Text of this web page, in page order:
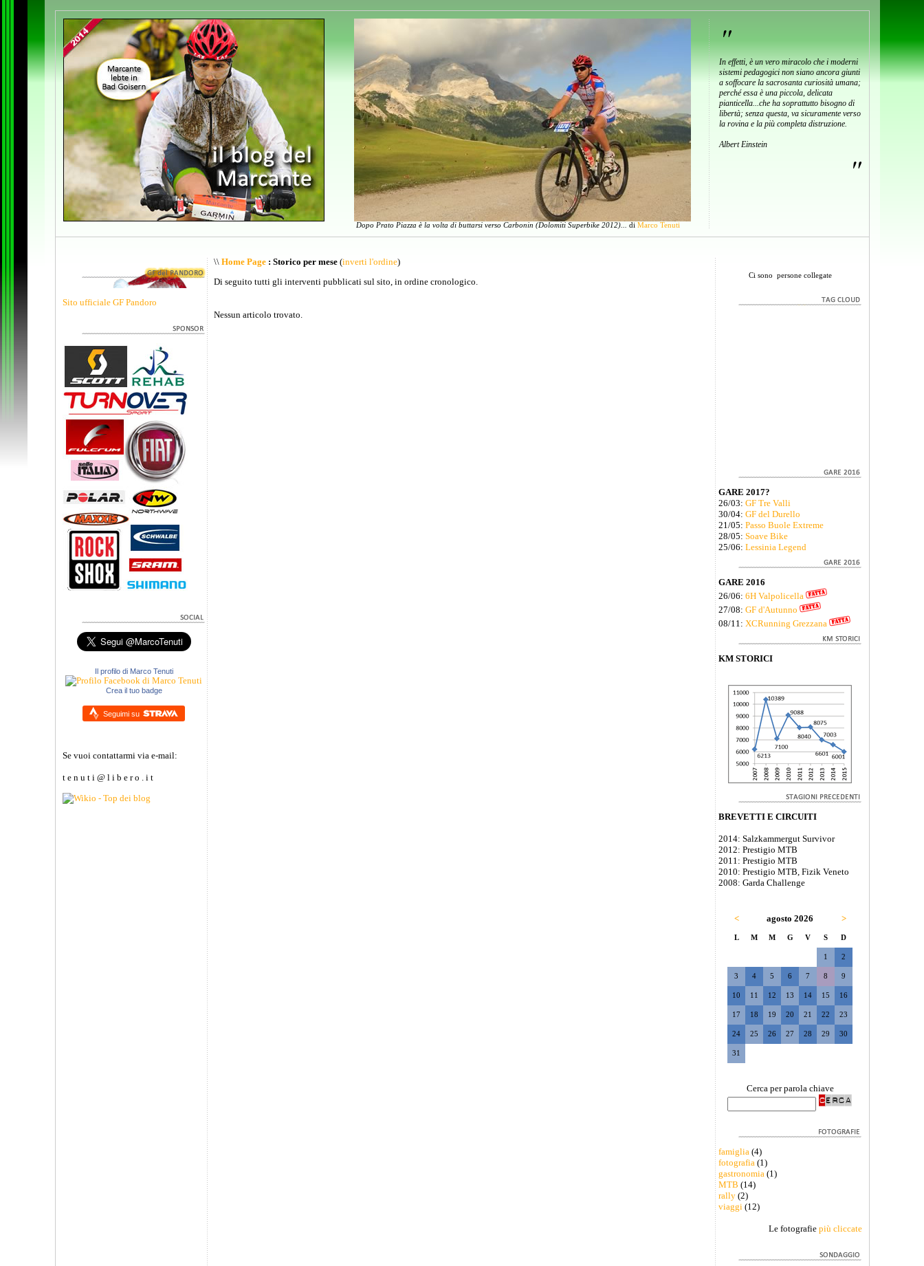
Dopo Prato Piazza è la volta di buttarsi verso Carbonin (Dolomiti Superbike 2012)... di Marco Tenuti
"
In effetti, è un vero miracolo che i moderni
sistemi pedagogici non siano ancora giunti
a soffocare la sacrosanta curiosità umana;
perché essa è una piccola, delicata
pianticella...che ha soprattutto bisogno di
libertà; senza questa, va sicuramente verso
la rovina e la più completa distruzione.
Albert Einstein
"
Sito ufficiale GF Pandoro
Il profilo di Marco Tenuti
Crea il tuo badge
Seguimi su
Se vuoi contattarmi via e-mail:
t e n u t i @ l i b e r o . i t
\\ Home Page: Storico per mese(inverti l'ordine)
Di seguito tutti gli interventi pubblicati sul sito, in ordine cronologico.
Nessun articolo trovato.
Ci sono persone collegate
GARE 2017?
26/03: GF Tre Valli
30/04: GF del Durello
21/05: Passo Buole Extreme
28/05: Soave Bike
25/06: Lessinia Legend
GARE 2016
26/06: 6H Valpolicella
27/08: GF d'Autunno
08/11: XCRunning Grezzana
KM STORICI
BREVETTI E CIRCUITI
2014: Salzkammergut Survivor
2012: Prestigio MTB
2011: Prestigio MTB
2010: Prestigio MTB, Fizik Veneto
2008: Garda Challenge
< agosto 2026 >
L M M G V S D
1 2
3 4 5 6 7 8 9
10 11 12 13 14 15 16
17 18 19 20 21 22 23
24 25 26 27 28 29 30
31
Cerca per parola chiave
famiglia (4)
fotografia (1)
gastronomia (1)
MTB (14)
rally(2)
viaggi (12)
Le fotografie più cliccate